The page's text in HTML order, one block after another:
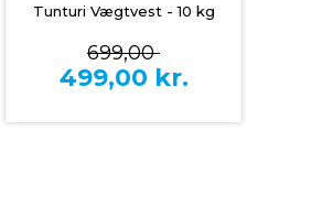
Tunturi Vægtvest - 10 kg
699,00
499,00 kr.